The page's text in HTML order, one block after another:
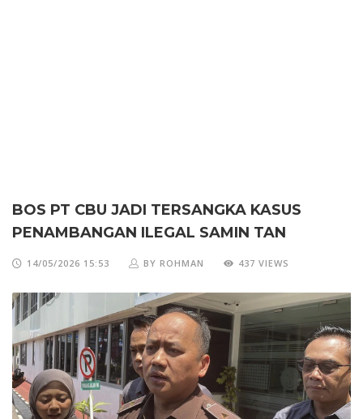
BOS PT CBU JADI TERSANGKA KASUS
PENAMBANGAN ILEGAL SAMIN TAN
14/05/2026 15:53 BY ROHMAN 437 VIEWS